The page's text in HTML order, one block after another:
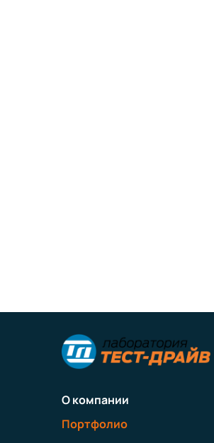
О компании
Портфолио